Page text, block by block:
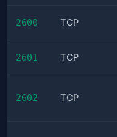
2600 TCP
2601 TCP
2602 TCP